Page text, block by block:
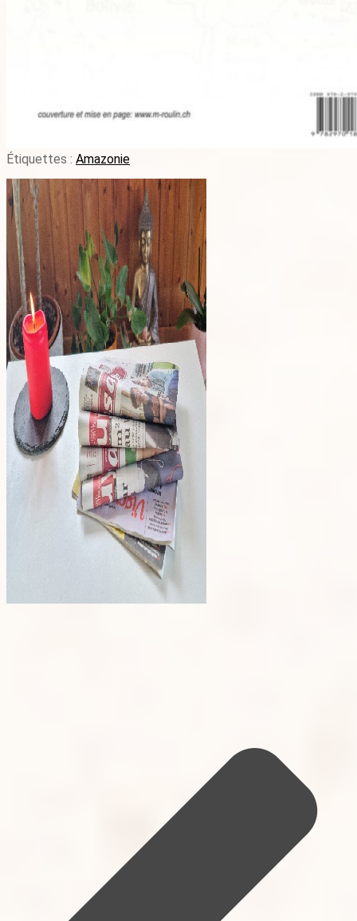
Étiquettes : Amazonie